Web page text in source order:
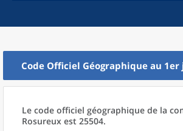
Code Officiel Géographique au
Le code officiel géographique de la
Rosureux est 25504.